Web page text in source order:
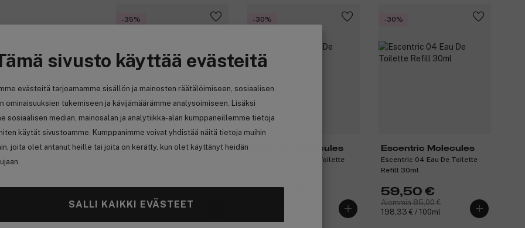
sivusto käyttää evästeitä
evästeitä tarjoamamme sisällön ja mainosten räätälöimiseen, sosiaalisen
ominaisuuksien tukemiseen ja kävijämäärämme analysoimiseen. Lisäksi
sosiaalisen median, mainosalan ja analytiikka-alan kumppaneillemme tietoja
käytät sivustoamme. Kumppanimme voivat yhdistää näitä tietoja muihin
joita olet antanut heille tai joita on kerätty, kun olet käyttänyt heidän
SALLI KAIKKI EVÄSTEET
-35%
(5)
IsaDora
Aiemmin 13,20 €
-30%
Escentric Molecules
Molecule 03 Eau De Toilette
-30%
Escentric Molecules
Escentric 04 Eau De Toilette
Refill 30ml
59,50 €
Aiemmin 85,00 €
198,33 € / 100ml